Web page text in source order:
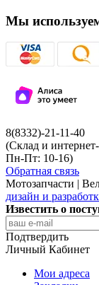
Мы
8(8332)-21-11-40
(Склад и
Пн-Пт: 10-16)
Обратная связь
Мотозапчасти |
дизайн и
Известить о
Подтвердить
Личный Кабинет
Мои адреса